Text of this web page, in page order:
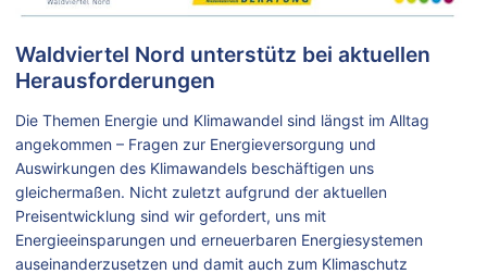
Waldviertel Nord unterstütz bei aktuellen
Herausforderungen
Die Themen Energie und Klimawandel sind längst im Alltag
angekommen – Fragen zur Energieversorgung und
Auswirkungen des Klimawandels beschäftigen uns
gleichermaßen. Nicht zuletzt aufgrund der aktuellen
Preisentwicklung sind wir gefordert, uns mit
Energieeinsparungen und erneuerbaren Energiesystemen
auseinanderzusetzen und damit auch zum Klimaschutz